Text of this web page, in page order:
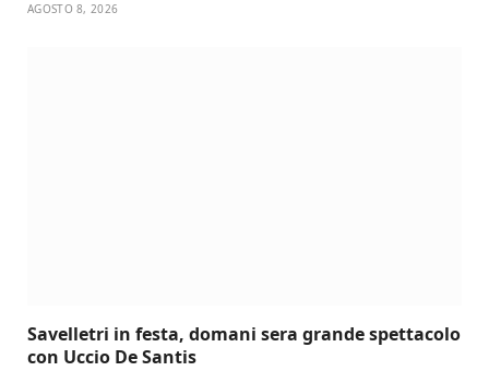
AGOSTO 8, 2026
Savelletri in festa, domani sera grande spettacolo
con Uccio De Santis